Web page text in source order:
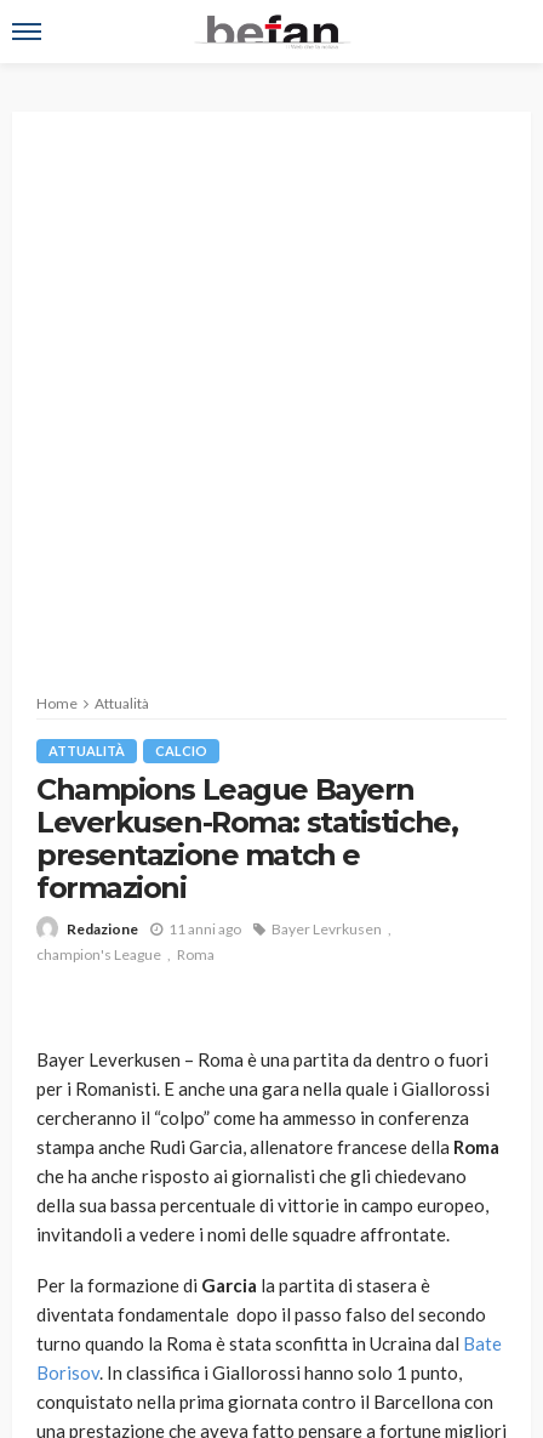
Home Attualità
ATTUALITÀ CALCIO
Champions League Bayern
Leverkusen-Roma: statistiche,
presentazione match e
formazioni
Redazione 11 anni ago
Bayer Levrkusen
champion's League
Roma
Bayer Leverkusen – Roma è una partita da dentro o fuori
per i Romanisti. E anche una gara nella quale i Giallorossi
cercheranno il “colpo” come ha ammesso in conferenza
stampa anche Rudi Garcia, allenatore francese della Roma
che ha anche risposto ai giornalisti che gli chiedevano
della sua bassa percentuale di vittorie in campo europeo,
invitandoli a vedere i nomi delle squadre affrontate.
Per la formazione di Garcia la partita di stasera è
diventata fondamentale dopo il passo falso del secondo
turno quando la Roma è stata sconfitta in Ucraina dal Bate
Borisov. In classifica i Giallorossi hanno solo 1 punto,
conquistato nella prima giornata contro il Barcellona con
una prestazione che aveva fatto pensare a fortune migliori